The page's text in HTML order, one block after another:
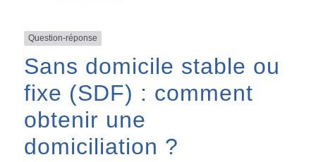
Question-réponse
Sans domicile stable ou
fixe (SDF) : comment
obtenir une
domiciliation ?